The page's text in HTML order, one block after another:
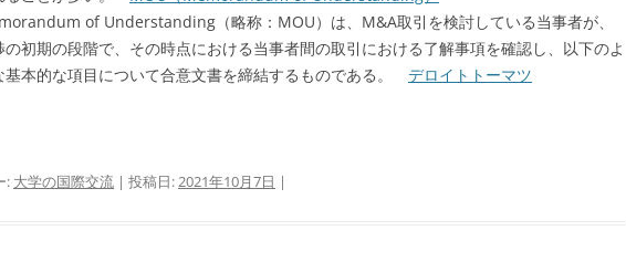
of Understanding（略称：MOU）は、M&A取引を検討している当事者が、
の初期の段階で、その時点における当事者間の取引における了解事項を確認し、以下のよ
基本的な項目について合意文書を締結するものである。 デロイトトーマツ
: 大学の国際交流 | 投稿日:2021年10月7日 |